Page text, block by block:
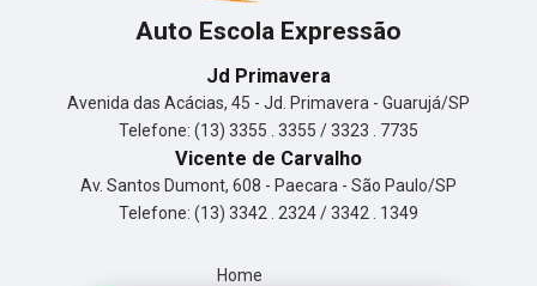
Auto Escola Expressão
Jd Primavera
Avenida das Acácias, 45 - Jd. Primavera - Guarujá/SP
Telefone: (13) 3355 . 3355 / 3323 . 7735
Vicente de Carvalho
Av. Santos Dumont, 608 - Paecara - São Paulo/SP
Telefone: (13) 3342 . 2324 / 3342 . 1349
Home